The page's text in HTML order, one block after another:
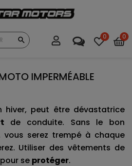
0 0
IMPERMÉABLE
hiver, peut être dévastatrice
vous serez trempé à chaque
Utiliser des vêtements de
se protéger.